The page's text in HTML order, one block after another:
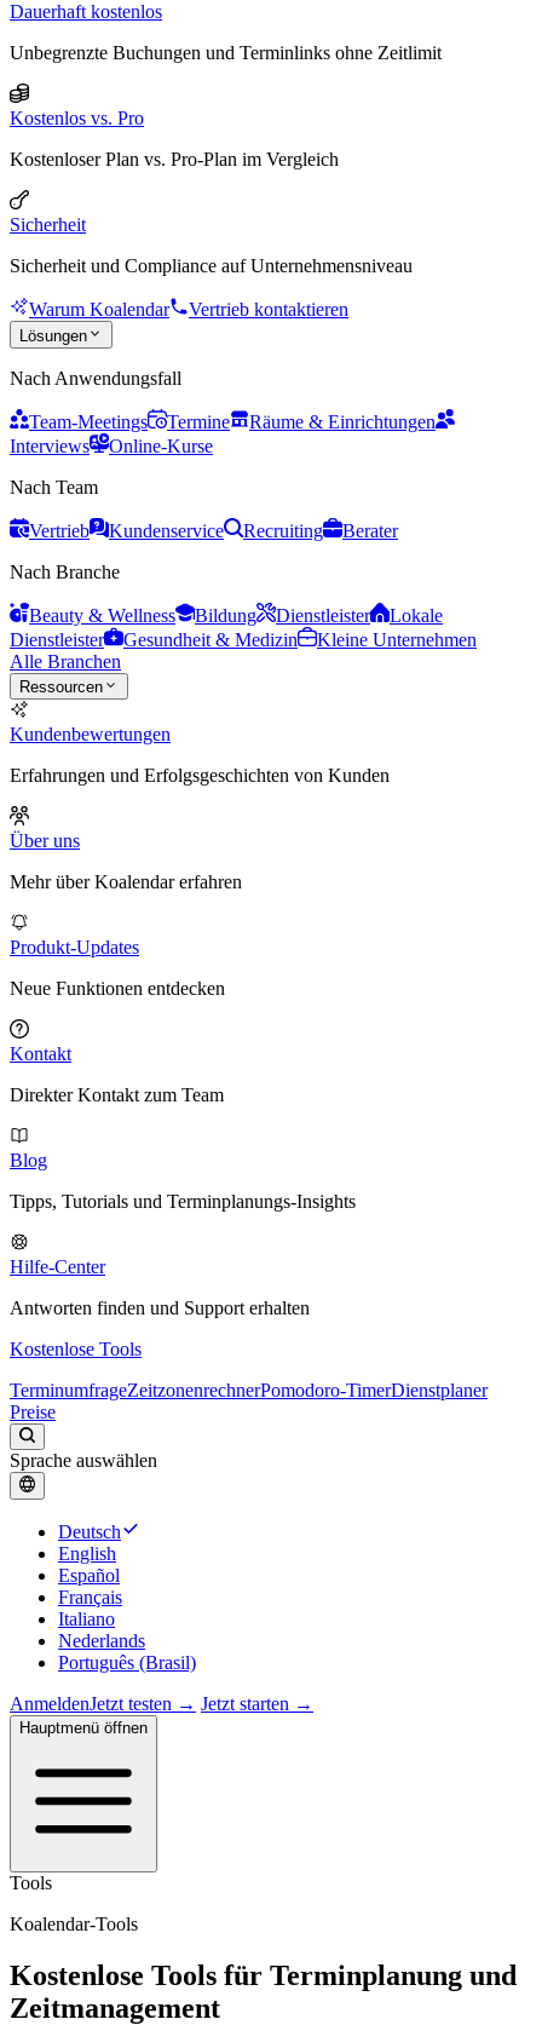
Dauerhaft kostenlos
Unbegrenzte Buchungen und Terminlinks ohne Zeitlimit
Kostenlos vs. Pro
Kostenloser Plan vs. Pro-Plan im Vergleich
Sicherheit
Sicherheit und Compliance auf Unternehmensniveau
Warum Koalendar Vertrieb kontaktieren
Lösungen
Nach Anwendungsfall
Team-Meetings Termine
Räume & Einrichtungen
Interviews
Online-Kurse
Nach Team
Vertrieb Kundenservice Recruiting
Berater
Nach Branche
Beauty & Wellness Bildung Dienstleister
Lokale
Dienstleister
Gesundheit & Medizin
Kleine Unternehmen
Alle Branchen
Ressourcen
Kundenbewertungen
Erfahrungen und Erfolgsgeschichten von Kunden
Über uns
Mehr über Koalendar erfahren
Produkt-Updates
Neue Funktionen entdecken
Kontakt
Direkter Kontakt zum Team
Blog
Tipps, Tutorials und Terminplanungs-Insights
Hilfe-Center
Antworten finden und Support erhalten
Kostenlose Tools
TerminumfrageZeitzonenrechnerPomodoro-TimerDienstplaner
Preise
Sprache auswählen
Deutsch
English
Español
Français
Italiano
Nederlands
Português (Brasil)
AnmeldenJetzt testen → Jetzt starten →
Hauptmenü öffnen
Tools
Koalendar-Tools
Kostenlose Tools für Terminplanung und
Zeitmanagement